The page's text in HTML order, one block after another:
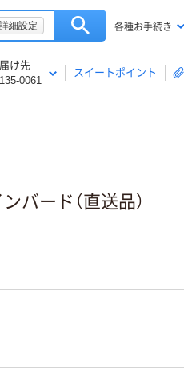
詳細設定 各種お手続き
け先
0061
スイートポイント
バード（直送品）